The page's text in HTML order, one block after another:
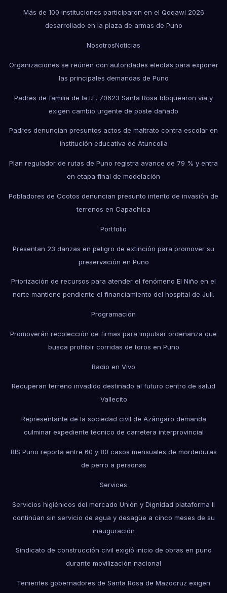
Más de 100 instituciones participaron en el Qoqawi 2026
desarrollado en la plaza de armas de Puno
NosotrosNoticias
Organizaciones se reúnen con autoridades electas para exponer
las principales demandas de Puno
Padres de familia de la I.E. 70623 Santa Rosa bloquearon vía y
exigen cambio urgente de poste dañado
Padres denuncian presuntos actos de maltrato contra escolar en
institución educativa de Atuncolla
Plan regulador de rutas de Puno registra avance de 79 % y entra
en etapa final de modelación
Pobladores de Ccotos denuncian presunto intento de invasión de
terrenos en Capachica
Portfolio
Presentan 23 danzas en peligro de extinción para promover su
preservación en Puno
Priorización de recursos para atender el fenómeno El Niño en el
norte mantiene pendiente el financiamiento del hospital de Juli.
Programación
Promoverán recolección de firmas para impulsar ordenanza que
busca prohibir corridas de toros en Puno
Radio en Vivo
Recuperan terreno invadido destinado al futuro centro de salud
Vallecito
Representante de la sociedad civil de Azángaro demanda
culminar expediente técnico de carretera interprovincial
RIS Puno reporta entre 60 y 80 casos mensuales de mordeduras
de perro a personas
Services
Servicios higiénicos del mercado Unión y Dignidad plataforma II
continúan sin servicio de agua y desagüe a cinco meses de su
inauguración
Sindicato de construcción civil exigió inicio de obras en puno
durante movilización nacional
Tenientes gobernadores de Santa Rosa de Mazocruz exigen